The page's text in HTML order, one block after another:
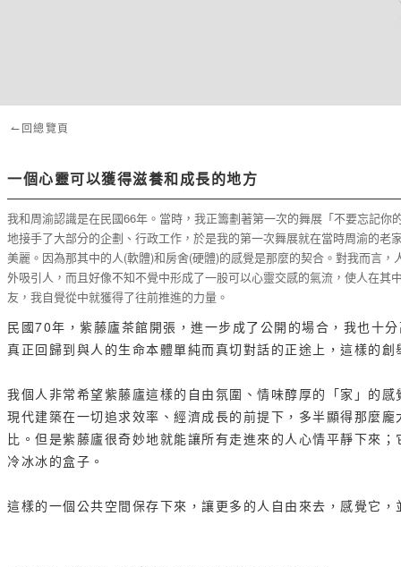
↼回總覽頁
一個心靈可以獲得滋養和成長的地方
我和周渝認識是在民國66年。當時，我正籌劃著第一次的舞展「不要忘記
地接手了大部分的企劃、行政工作，於是我的第一次舞展就在當時周渝的
美麗。因為那其中的人(軟體)和房舍(硬體)的感覺是那麼的契合。對我而言
外吸引人，而且好像不知不覺中形成了一股可以心靈交感的氣流，使人在
友，我自覺從中就獲得了往前推進的力量。
民國70年，紫藤廬茶館開張，進一步成了公開的場合，我也十
真正回歸到與人的生命本體單純而真切對話的正途上，這樣的
我個人非常希望紫藤廬這樣的自由氛圍、情味醇厚的「家」的
現代建築在一切追求效率、經濟成長的前提下，多半顯得那麼
比。但是紫藤廬很奇妙地就能讓所有走進來的人心情平靜下來
冷冰冰的盒子。
這樣的一個公共空間保存下來，讓更多的人自由來去，感覺它